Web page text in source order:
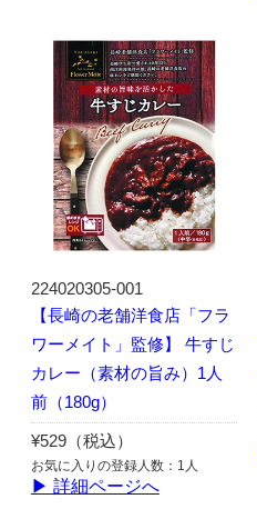
224020305-001
【長崎の老舗洋食店「フラ
ワーメイト」監修】 牛すじ
カレー（素材の旨み）1人
前（180g）
¥529（税込）
お気に入りの登録人数：1人
▶ 詳細ページへ